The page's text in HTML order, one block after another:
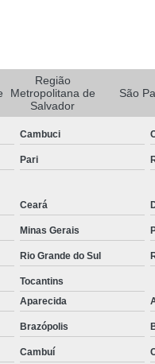
Rastreador Via Satélite
Sistema de
Especializada em
Carro
Rastreador de
Rastreador Veicular para
Rastreador
para Carros
em Carro
Rastreador
no Carro
Rastreador para
Região
Metropolitana de
Salvador
São
Cambuci
Pari
Ceará
Minas Gerais
Rio Grande do Sul
Tocantins
Aparecida
Brazópolis
Cambuí